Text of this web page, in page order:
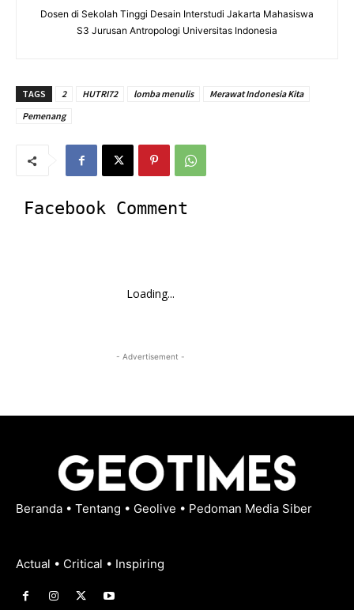
Dosen di Sekolah Tinggi Desain Interstudi Jakarta Mahasiswa
S3 Jurusan Antropologi Universitas Indonesia
TAGS 2 HUTRI72 lomba menulis
Merawat Indonesia Kita
Pemenang
Facebook Comment
Loading...
- Advertisement -
Beranda • Tentang • Geolive • Pedoman Media Siber
Actual • Critical • Inspiring